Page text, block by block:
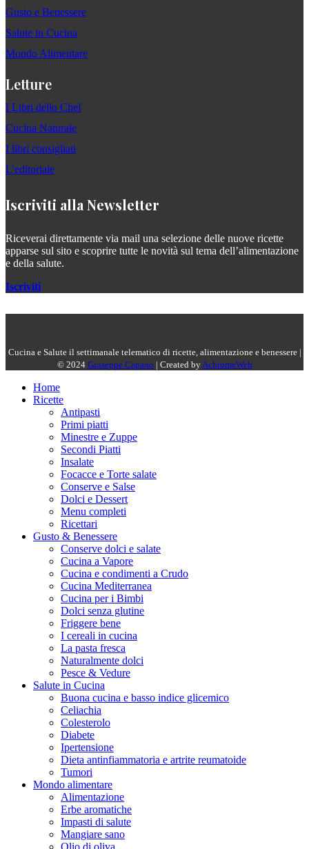
Gusto e Benessere
Salute in Cucina
Mondo Alimentare
Letture
I Libri dello Chef
Cucina Naturale
I libri consigliati
L'editoriale
Iscriviti alla Newsletter
Riceverai direttamente via mail una selezione delle nuove ricette
apparse sul sito e scoprire tutte le novità sul tema dell’alimentazione
e della salute.
Iscriviti
Cucina e Salute il settimanale telematico di ricette, alimentazione e benessere |
© 2024 Giuseppe Capano | Created by AchromeWeb
Home
Ricette
Antipasti
Primi piatti
Minestre e Zuppe
Secondi Piatti
Insalate
Focacce e Torte salate
Conserve e Salse
Dolci e Dessert
Menu completi
Ricettari
Gusto & Benessere
Conserve dolci e salate
Cucina a Vapore
Cucina e condimenti a Crudo
Cucina Mediterranea
Cucina per i Bimbi
Dolci senza glutine
Friggere bene
I cereali in cucina
La pasta fresca
Naturalmente dolci
Pesce & Vedure
Salute in Cucina
Buona cucina e basso indice glicemico
Celiachia
Colesterolo
Diabete
Ipertensione
Dieta antinfiammatoria e artrite reumatoide
Tumori
Mondo alimentare
Alimentazione
Erbe aromatiche
Impasti di salute
Mangiare sano
Olio di oliva